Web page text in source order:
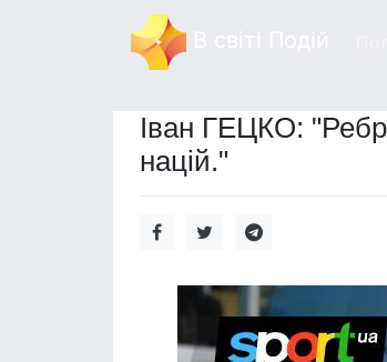
Іван ГЕЦКО:
націй."